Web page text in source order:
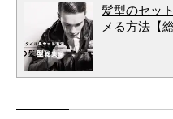
髪型のセッ
メる方法【